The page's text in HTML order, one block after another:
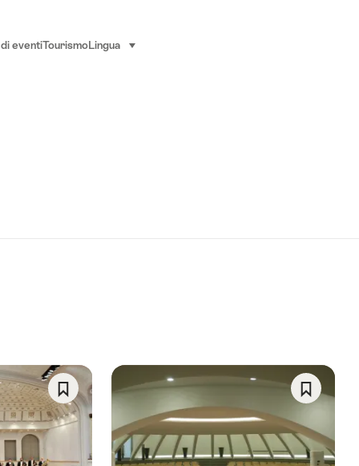
eventiTourismoLingua seleziona (clicca per visualizzare)
Salva
come
preferito:
come